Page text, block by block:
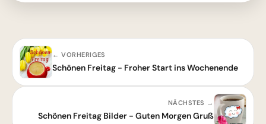
← VORHERIGES
Schönen Freitag - Froher Start ins Wochenende
NÄCHSTES →
Schönen Freitag Bilder - Guten Morgen Gruß